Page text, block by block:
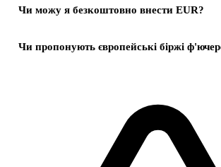
Чи можу я безкоштовно внести EUR?
Чи пропонують європейські біржі